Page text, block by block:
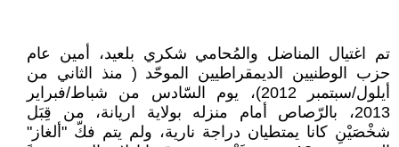
تم اغتيال المناضل والمُحامي شكري بلعيد، أمين عام
حزب الوطنيين الديمقراطيين الموحّد ( منذ الثاني من
أيلول/سبتمبر 2012)، يوم السّادس من شباط/فبراير
2013، بالرّصاص أمام منزله بولاية اريانة، من قِبَل
شخْصَيْنِ كانا يمتطيان دراجة نارية، ولم يتم فكّ "ألغاز"